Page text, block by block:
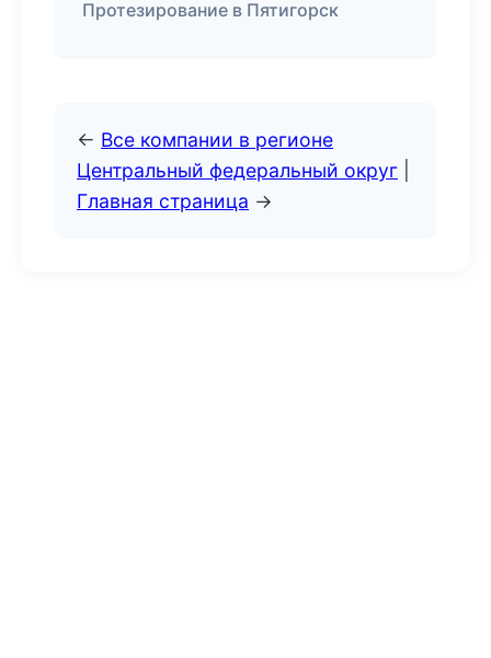
Протезирование в Пятигорск
← Все компании в регионе
Центральный федеральный округ
Главная страница →